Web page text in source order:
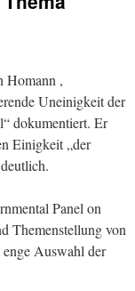
Homann ,
Uneinigkeit der
dokumentiert. Er
Einigkeit „der
Panel on
Themenstellung von
Auswahl der